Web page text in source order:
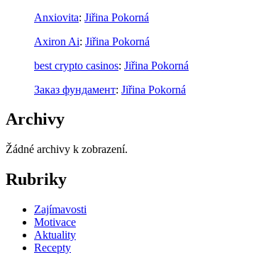
Anxiovita: Jiřina Pokorná
Axiron Ai: Jiřina Pokorná
best crypto casinos: Jiřina Pokorná
Заказ фундамент: Jiřina Pokorná
Archivy
Žádné archivy k zobrazení.
Rubriky
Zajímavosti
Motivace
Aktuality
Recepty